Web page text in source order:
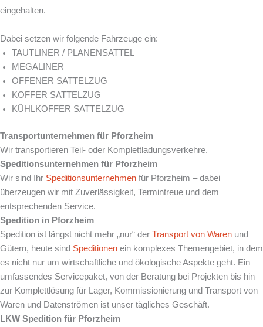
eingehalten.
Dabei setzen wir folgende Fahrzeuge ein:
TAUTLINER / PLANENSATTEL
MEGALINER
OFFENER SATTELZUG
KOFFER SATTELZUG
KÜHLKOFFER SATTELZUG
Transportunternehmen für Pforzheim
Wir transportieren Teil- oder Komplettladungsverkehre.
Speditionsunternehmen für Pforzheim
Wir sind Ihr Speditionsunternehmen für Pforzheim – dabei
überzeugen wir mit Zuverlässigkeit, Termintreue und dem
entsprechenden Service.
Spedition in Pforzheim
Spedition ist längst nicht mehr „nur“ der Transport von Waren und
Gütern, heute sind Speditionen ein komplexes Themengebiet, in dem
es nicht nur um wirtschaftliche und ökologische Aspekte geht. Ein
umfassendes Servicepaket, von der Beratung bei Projekten bis hin
zur Komplettlösung für Lager, Kommissionierung und Transport von
Waren und Datenströmen ist unser tägliches Geschäft.
LKW Spedition für Pforzheim